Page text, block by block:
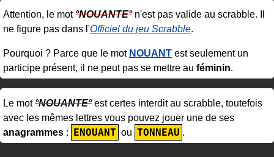
Attention, le mot NOUANTE n'est pas valide au scrabble. Il
ne figure pas dans l'Officiel du jeu Scrabble.
Pourquoi ? Parce que le mot NOUANT est seulement un
participe présent, il ne peut pas se mettre au féminin.
Le mot NOUANTE est certes interdit au scrabble, toutefois
avec les mêmes lettres vous pouvez jouer une de ses
anagrammes : ENOUANT ou TONNEAU .